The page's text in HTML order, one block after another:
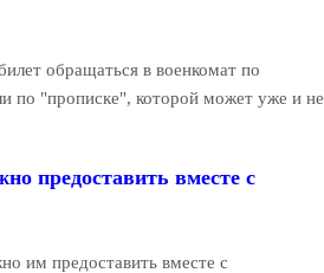
обращаться в военкомат по
по "прописке", которой может уже и не
предоставить вместе с
им предоставить вместе с